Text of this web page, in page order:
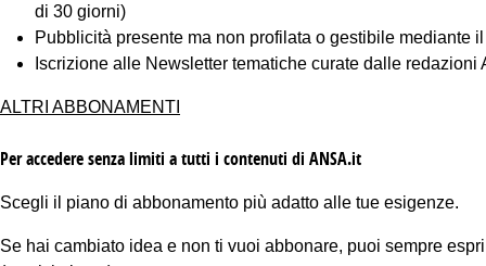
di 30 giorni)
Pubblicità presente ma non profilata o gestibile mediante
Iscrizione alle Newsletter tematiche curate dalle redazioni
ALTRI ABBONAMENTI
Per accedere senza limiti a tutti i contenuti di ANSA.it
Scegli il piano di abbonamento più adatto alle tue esigenze.
Se hai cambiato idea e non ti vuoi abbonare, puoi sempre